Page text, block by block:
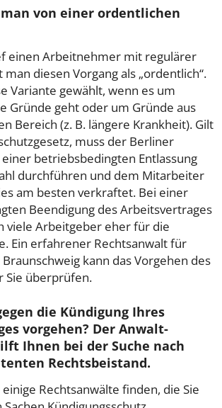
von einer ordentlichen
einen Arbeitnehmer mit regulärer
diesen Vorgang als „ordentlich“.
Variante gewählt, wenn es um
Gründe geht oder um Gründe aus
Bereich (z. B. längere Krankheit). Gilt
muss der Berliner
betriebsbedingten Entlassung
durchführen und dem Mitarbeiter
am besten verkraftet. Bei einer
Beendigung des Arbeitsvertrages
viele Arbeitgeber eher für die
Ein erfahrener Rechtsanwalt für
Braunschweig kann das Vorgehen des
Sie überprüfen.
die Kündigung Ihres
vorgehen? Der Anwalt-
Ihnen bei der Suche nach
Rechtsbeistand.
Rechtsanwälte finden, die Sie